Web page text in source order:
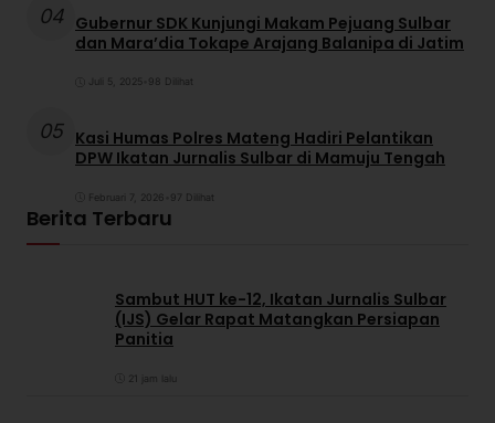
04 Gubernur SDK Kunjungi Makam Pejuang Sulbar
dan Mara’dia Tokape Arajang Balanipa di Jatim
Juli 5, 2025 98 Dilihat
05 Kasi Humas Polres Mateng Hadiri Pelantikan
DPW Ikatan Jurnalis Sulbar di Mamuju Tengah
Februari 7, 2026 97 Dilihat
Berita Terbaru
Sambut HUT ke-12, Ikatan Jurnalis Sulbar
(IJS) Gelar Rapat Matangkan Persiapan
Panitia
21 jam lalu